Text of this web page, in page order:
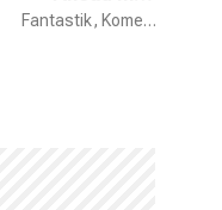
AdvertisingFantastik, Komedi, Dram